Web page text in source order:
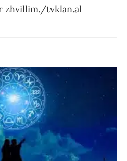
zhvillim./tvklan.al